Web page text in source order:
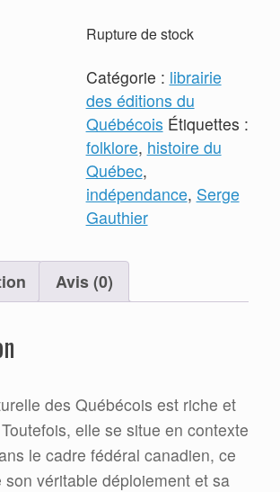
Rupture de stock
Catégorie : librairie
des éditions du
Québécois Étiquettes :
folklore, histoire du
Québec,
indépendance, Serge
Gauthier
Avis (0)
des Québécois est riche et
elle se situe en contexte
le cadre fédéral canadien, ce
son véritable déploiement et sa